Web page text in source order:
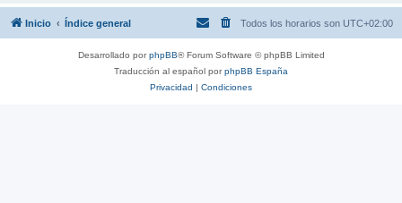
Inicio Índice general Todos los horarios son UTC+02:00
Desarrollado porphpBB® Forum Software © phpBB Limited
Traducción al español porphpBB España
Privacidad | Condiciones